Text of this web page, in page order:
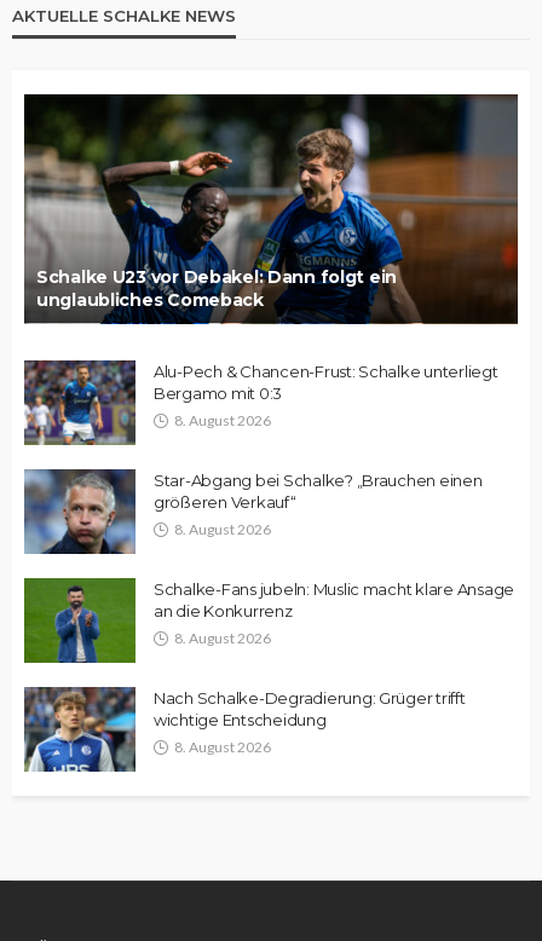
AKTUELLE SCHALKE NEWS
Schalke U23 vor Debakel: Dann folgt ein
unglaubliches Comeback
Alu-Pech & Chancen-Frust: Schalke unterliegt
Bergamo mit 0:3
8. August 2026
Star-Abgang bei Schalke? „Brauchen einen
größeren Verkauf“
8. August 2026
Schalke-Fans jubeln: Muslic macht klare Ansage
an die Konkurrenz
8. August 2026
Nach Schalke-Degradierung: Grüger trifft
wichtige Entscheidung
8. August 2026